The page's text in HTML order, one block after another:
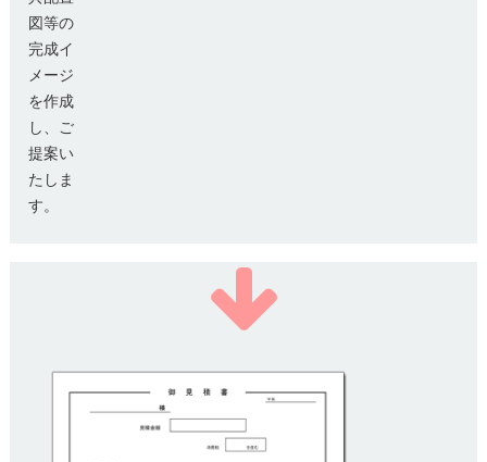
図等の
完成イ
メージ
を作成
し、ご
提案い
たしま
す。